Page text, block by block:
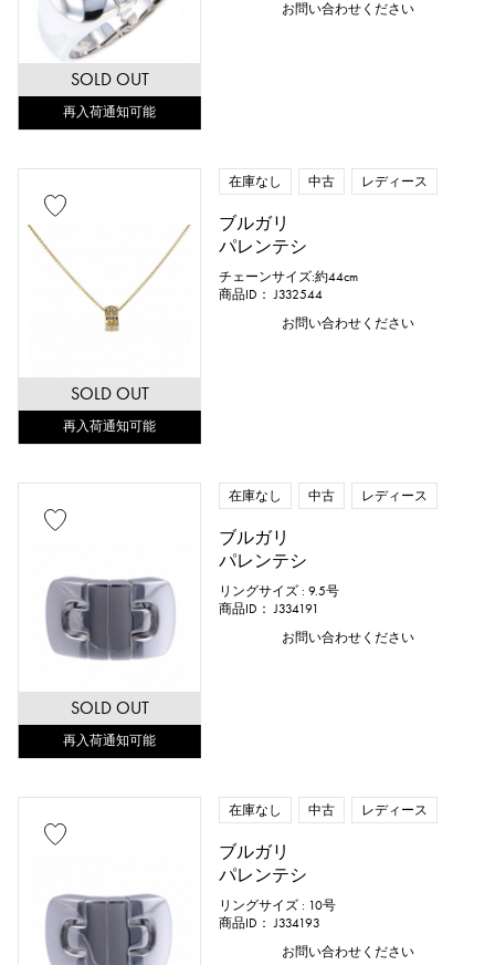
SOLD OUT
再入荷通知可能
お問い合わせください
SOLD OUT
再入荷通知可能
在庫なし 中古 レディース
ブルガリ
パレンテシ
チェーンサイズ:約44cm
商品ID： J332544
お問い合わせください
SOLD OUT
再入荷通知可能
在庫なし 中古 レディース
ブルガリ
パレンテシ
リングサイズ : 9.5号
商品ID： J334191
お問い合わせください
在庫なし 中古 レディース
ブルガリ
パレンテシ
リングサイズ : 10号
商品ID： J334193
お問い合わせください